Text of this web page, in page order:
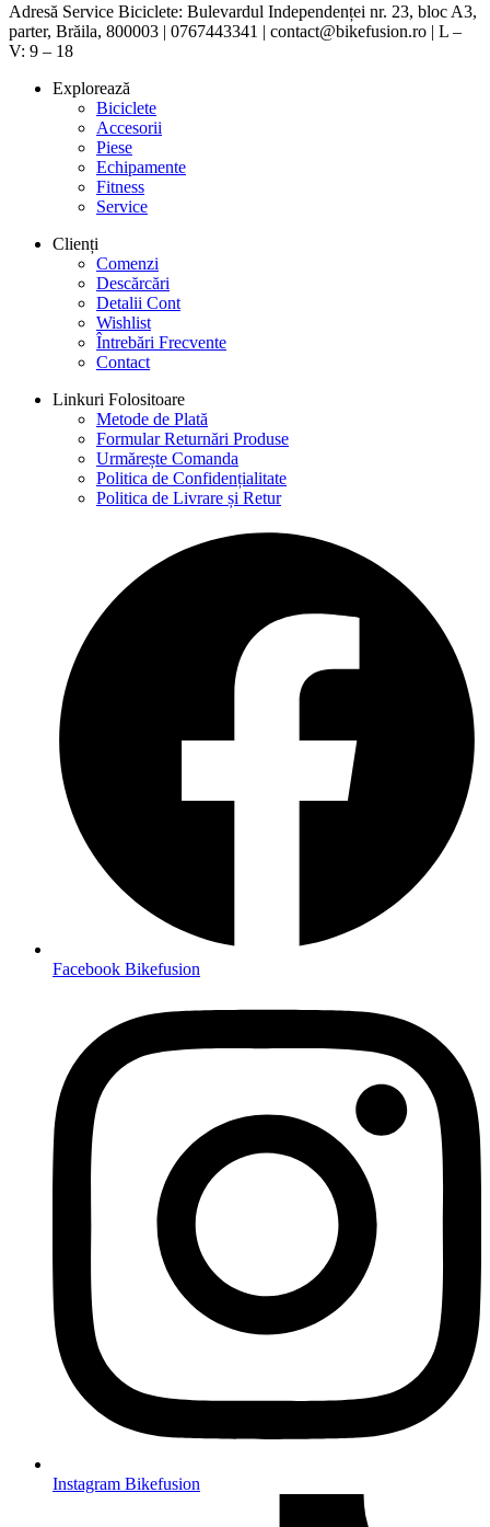
Adresă Service Biciclete: Bulevardul Independenței nr. 23, bloc A3,
parter, Brăila, 800003 | 0767443341 | contact@bikefusion.ro | L –
V: 9 – 18
Explorează
Biciclete
Accesorii
Piese
Echipamente
Fitness
Service
Clienți
Comenzi
Descărcări
Detalii Cont
Wishlist
Întrebări Frecvente
Contact
Linkuri Folositoare
Metode de Plată
Formular Returnări Produse
Urmărește Comanda
Politica de Confidențialitate
Politica de Livrare și Retur
Facebook Bikefusion
Instagram Bikefusion